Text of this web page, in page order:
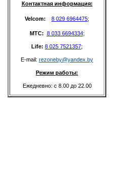
Контактная информация:
Velcom: 8 029 6964475;
MTC: 8 033 6694334;
Life: 8 025 7521357;
E-mail: rezoneby@yandex.by
Режим работы:
Ежедневно: с 8.00 до 22.00